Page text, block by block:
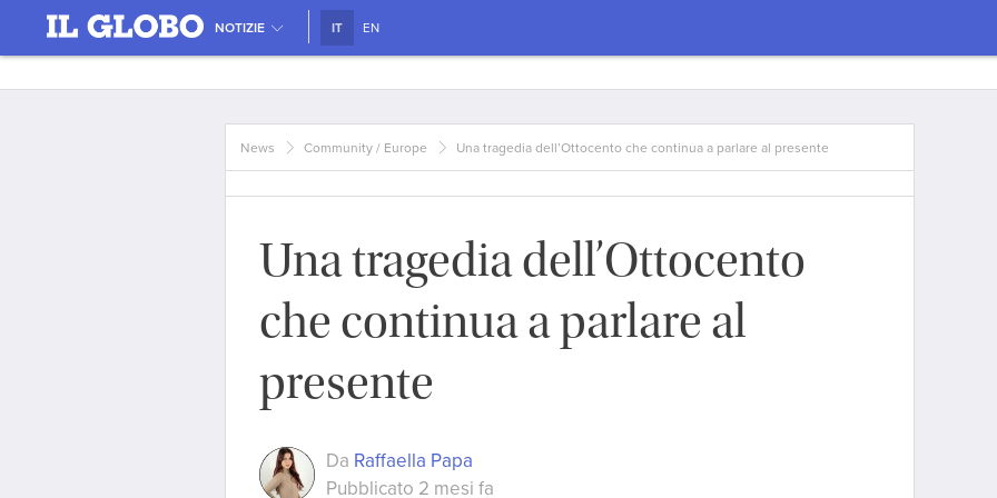
NOTIZIE IT EN
News Community / Europe Una tragedia dell’Ottocento che continua a parlare al presente
Una tragedia dell’Ottocento
che continua a parlare al
presente
Da Raffaella Papa
Pubblicato 2 mesi fa